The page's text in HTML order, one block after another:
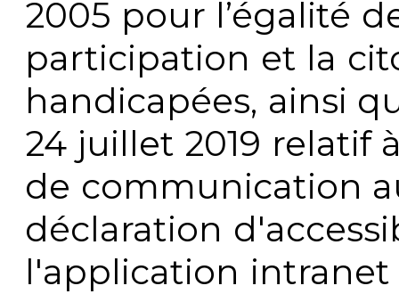
2005 pour l’égalité
participation et la
handicapées, ainsi
24 juillet 2019 relatif
de communication
déclaration
l'application